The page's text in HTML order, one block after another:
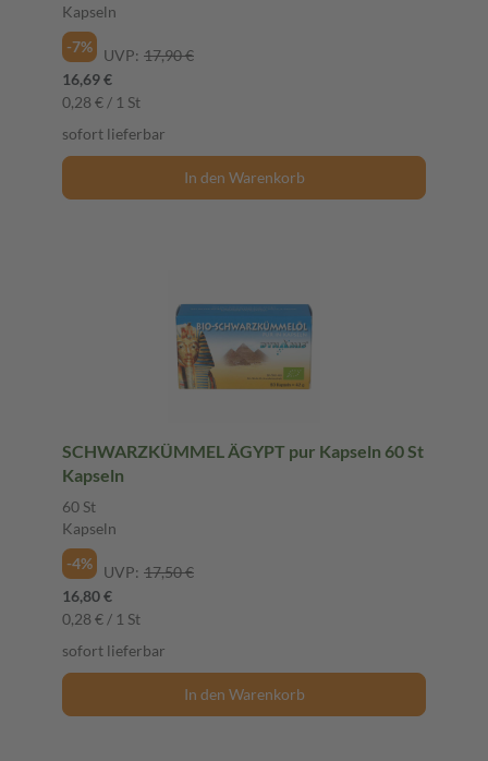
Kapseln
-7%
UVP: 17,90 €
16,69 €
0,28 € / 1 St
sofort lieferbar
In den Warenkorb
SCHWARZKÜMMEL ÄGYPT pur Kapseln 60 St
Kapseln
60 St
Kapseln
-4%
UVP: 17,50 €
16,80 €
0,28 € / 1 St
sofort lieferbar
In den Warenkorb